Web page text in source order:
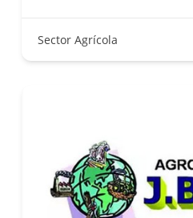
Sector Agrícola